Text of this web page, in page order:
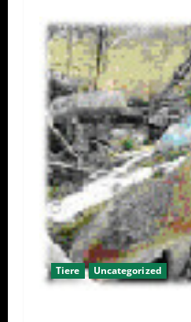
Tiere Uncategorized